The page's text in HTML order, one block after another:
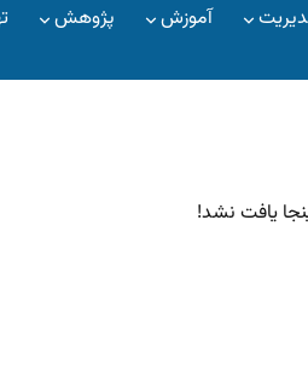
آموزش پژوهش
یافت نشد!